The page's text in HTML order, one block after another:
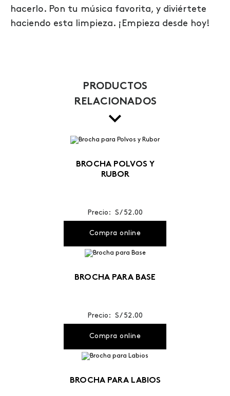
hacerlo. Pon tu música favorita, y diviértete
haciendo esta limpieza. ¡Empieza desde hoy!
PRODUCTOS
RELACIONADOS
BROCHA POLVOS Y
RUBOR
Precio: S/ 52.00
Compra online
BROCHA PARA BASE
Precio: S/ 52.00
Compra online
BROCHA PARA LABIOS